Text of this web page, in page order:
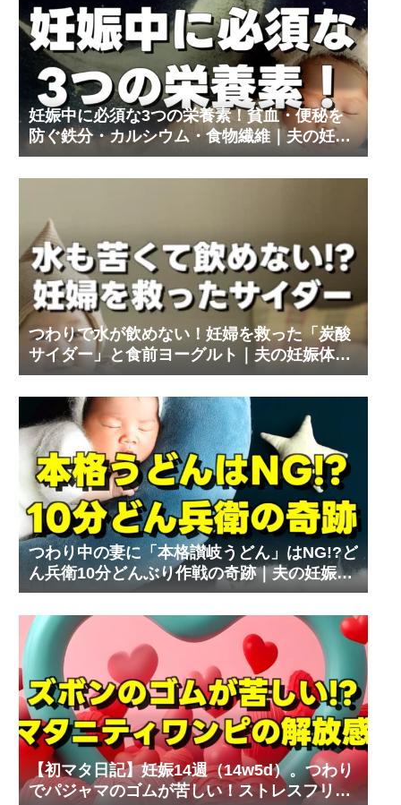
妊娠中に必須な3つの栄養素！貧血・便秘を
防ぐ鉄分・カルシウム・食物繊維｜夫の妊娠
体験記③
つわりで水が飲めない！妊婦を救った「炭酸
サイダー」と食前ヨーグルト｜夫の妊娠体験
記⑨
つわり中の妻に「本格讃岐うどん」はNG!?ど
ん兵衛10分どんぶり作戦の奇跡｜夫の妊娠体
験記⑧
【初マタ日記】妊娠14週（14w5d）。つわり
でパジャマのゴムが苦しい！ストレスフリー